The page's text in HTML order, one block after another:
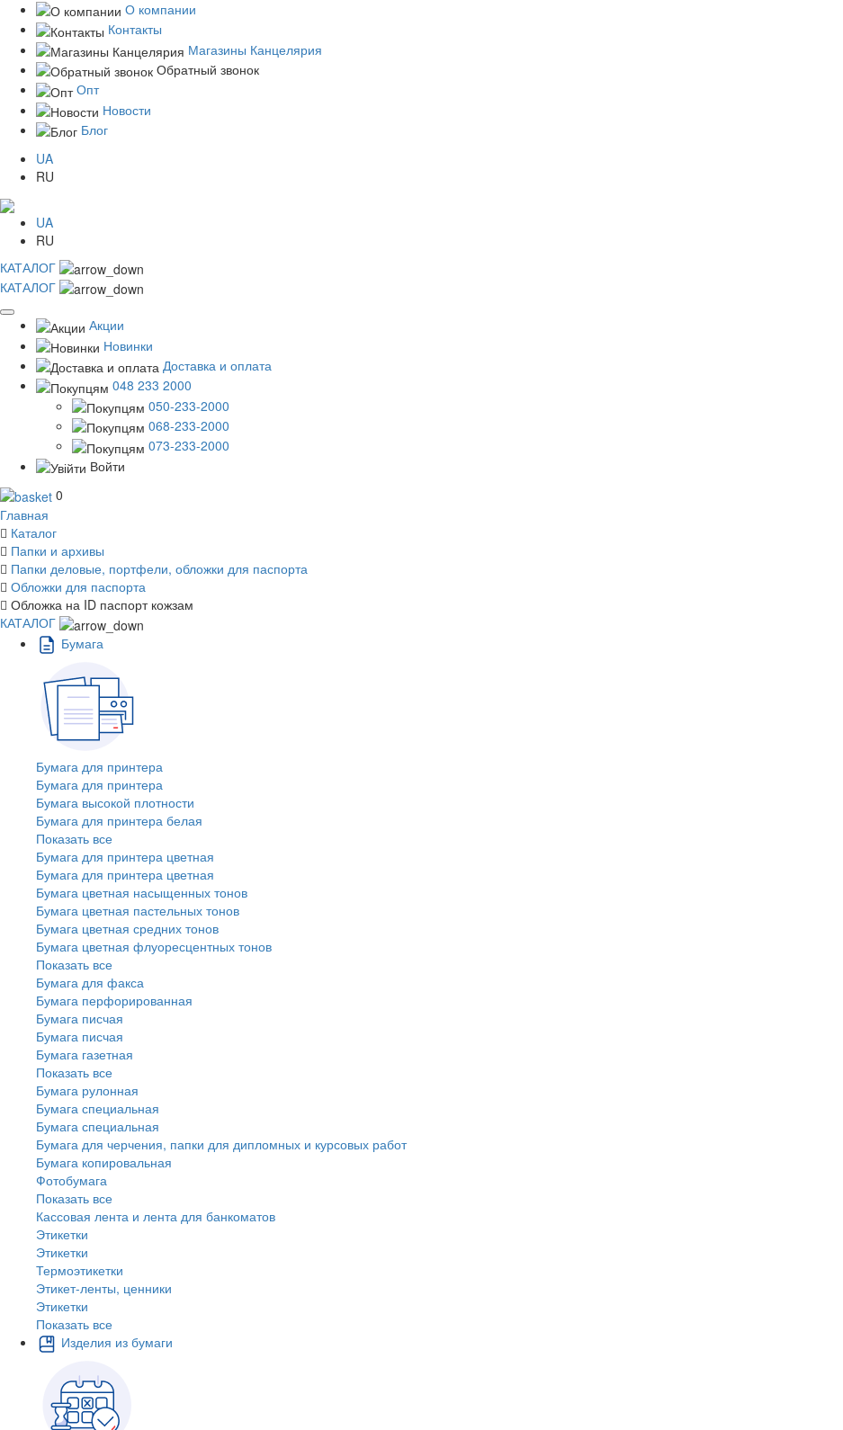
О компании
Контакты
Магазины Канцелярия
Обратный звонок
Опт
Новости
Блог
UA
RU
UA
RU
КАТАЛОГ
КАТАЛОГ
Акции
Новинки
Доставка и оплата
048 233 2000
050-233-2000
068-233-2000
073-233-2000
Войти
0
Главная
Каталог
Папки и архивы
Папки деловые, портфели, обложки для паспорта
Обложки для паспорта
Обложка на ID паспорт кожзам
КАТАЛОГ
Бумага
Бумага для принтера
Бумага для принтера
Бумага высокой плотности
Бумага для принтера белая
Показать все
Бумага для принтера цветная
Бумага для принтера цветная
Бумага цветная насыщенных тонов
Бумага цветная пастельных тонов
Бумага цветная средних тонов
Бумага цветная флуоресцентных тонов
Показать все
Бумага для факса
Бумага перфорированная
Бумага писчая
Бумага писчая
Бумага газетная
Показать все
Бумага рулонная
Бумага специальная
Бумага специальная
Бумага для черчения, папки для дипломных и курсовых работ
Бумага копировальная
Фотобумага
Показать все
Кассовая лента и лента для банкоматов
Этикетки
Этикетки
Термоэтикетки
Этикет-ленты, ценники
Этикетки
Показать все
Изделия из бумаги